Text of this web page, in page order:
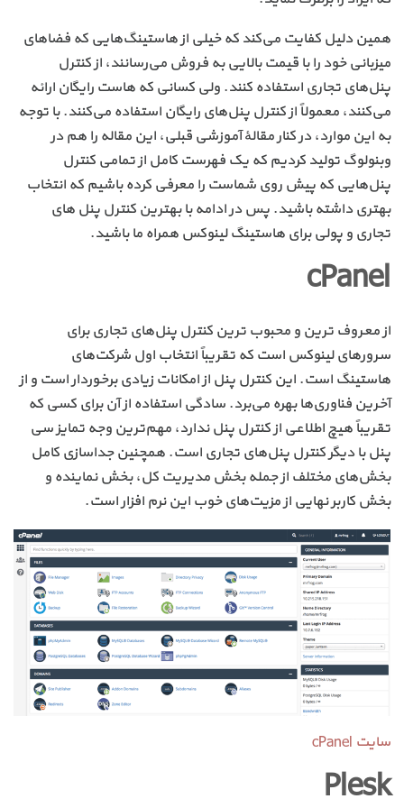
همین دلیل کفایت می‌کند که خیلی از هاستینگ‌هایی که فضاهای
میزبانی خود را با قیمت بالایی به فروش می‌رسانند، از کنترل
پنل‌های تجاری استفاده کنند. ولی کسانی که هاست رایگان ارائه
می‌کنند، معمولاً از کنترل پنل‌های رایگان استفاده می‌کنند. با توجه
به این موارد، در کنار مقالهٔ آموزشی قبلی، این مقاله را هم در
وبنولوگ تولید کردیم که یک فهرست کامل از تمامی کنترل
پنل‌هایی که پیش روی شماست را معرفی کرده باشیم که انتخاب
بهتری داشته باشید. پس در ادامه با بهترین کنترل پنل های
تجاری و پولی برای هاستینگ لینوکس همراه ما باشید.
cPanel
از معروف ترین و محبوب ترین کنترل پنل‌های تجاری برای
سرورهای لینوکس است که تقریباً انتخاب اول شرکت‌های
هاستینگ است. این کنترل پنل از امکانات زیادی برخوردار است و از
آخرین فناوری‌ها بهره می‌برد. سادگی استفاده از آن برای کسی که
تقریباً هیچ اطلاعی از کنترل پنل ندارد، مهم‌ترین وجه تمایز سی
پنل با دیگر کنترل پنل‌های تجاری است. همچنین جداسازی کامل
بخش‌های مختلف از جمله بخش مدیریت کل، بخش نماینده و
بخش کاربر نهایی از مزیت‌های خوب این نرم افزار است.
سایت cPanel
Plesk